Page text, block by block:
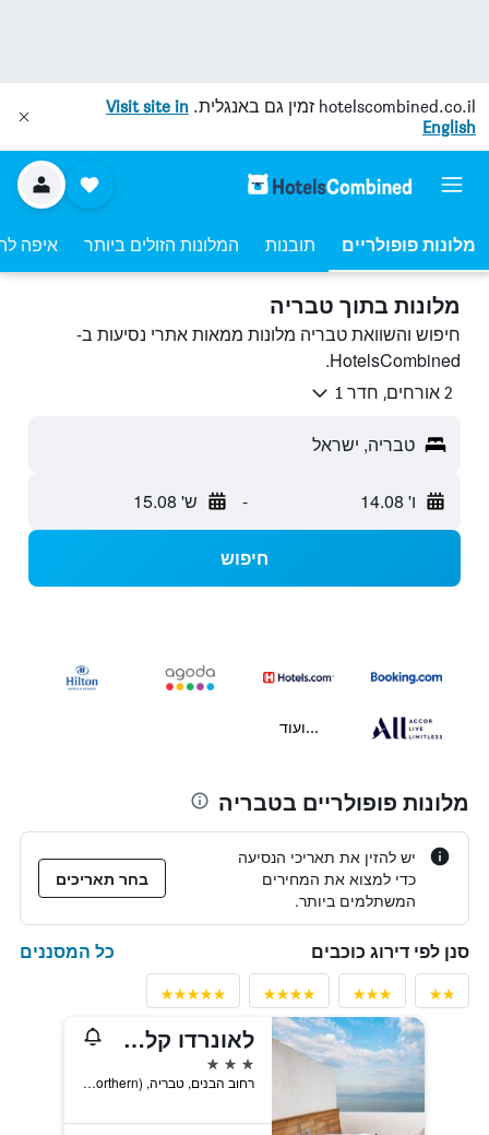
hotelscombined.co.il זמין גם באנגלית. Visit site in
English
מלונות פופולריים תובנות המלונות הזולים ביותר איפה
מלונות בתוך טבריה
חיפוש והשוואת טבריה מלונות ממאות אתרי נסיעות ב-
HotelsCombined.
2 אורחים, חדר 1
טבריה, ישראל
ו' 14.08 - ש' 15.08
חיפוש
...ועוד
מלונות פופולריים בטבריה
יש להזין את תאריכי הנסיעה
כדי למצוא את המחירים
המשתלמים ביותר.
בחר תאריכים
סנן לפי דירוג כוכבים כל המסננים
לאונרדו קלאב טבריה - הכל כלול
3 כוכבים
רחוב הבנים, טבריה, Haûafon (Northern), ישראל